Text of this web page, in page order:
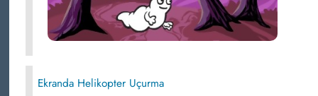
Ekranda Helikopter Uçurma